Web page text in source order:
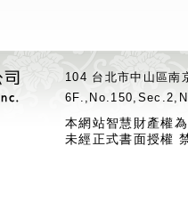
104 台北市中山區
本網站智慧財產權
未經正式書面授權